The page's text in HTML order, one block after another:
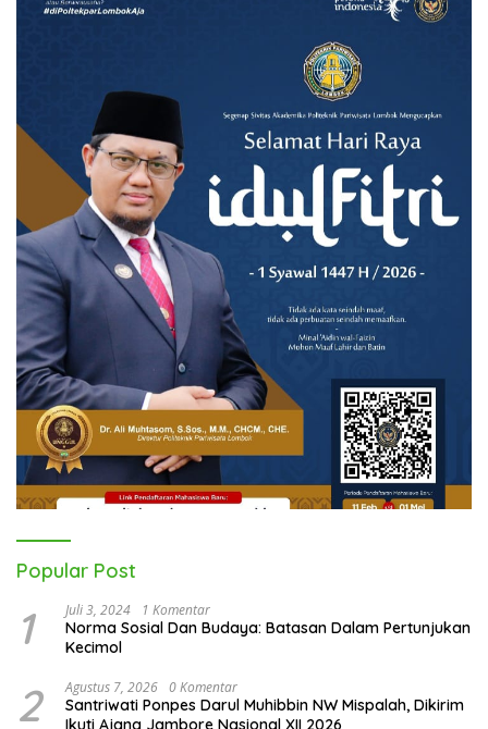
Popular Post
1 Juli 3, 2024 1 Komentar
Norma Sosial Dan Budaya: Batasan Dalam Pertunjukan
Kecimol
2 Agustus 7, 2026 0 Komentar
Santriwati Ponpes Darul Muhibbin NW Mispalah, Dikirim
Ikuti Ajang Jambore Nasional XII 2026